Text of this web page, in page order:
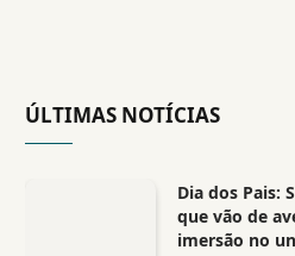
ÚLTIMAS NOTÍCIAS
Dia dos Pais:
que vão de
imersão no